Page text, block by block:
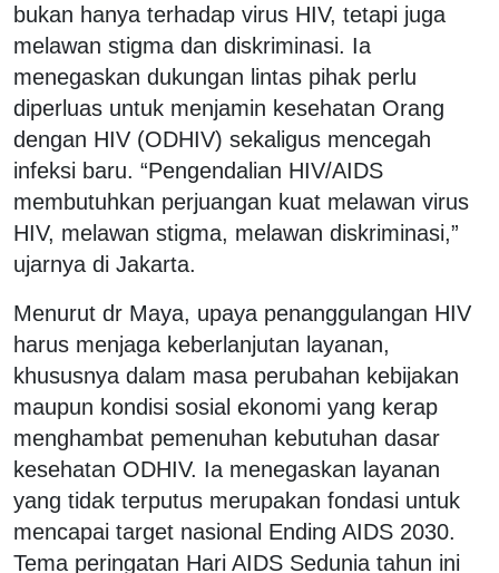
bukan hanya terhadap virus HIV, tetapi juga
melawan stigma dan diskriminasi. Ia
menegaskan dukungan lintas pihak perlu
diperluas untuk menjamin kesehatan Orang
dengan HIV (ODHIV) sekaligus mencegah
infeksi baru. “Pengendalian HIV/AIDS
membutuhkan perjuangan kuat melawan virus
HIV, melawan stigma, melawan diskriminasi,”
ujarnya di Jakarta.
‎Menurut dr Maya, upaya penanggulangan HIV
harus menjaga keberlanjutan layanan,
khususnya dalam masa perubahan kebijakan
maupun kondisi sosial ekonomi yang kerap
menghambat pemenuhan kebutuhan dasar
kesehatan ODHIV. Ia menegaskan layanan
yang tidak terputus merupakan fondasi untuk
mencapai target nasional Ending AIDS 2030.
Tema peringatan Hari AIDS Sedunia tahun ini